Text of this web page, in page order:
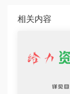
相关内容